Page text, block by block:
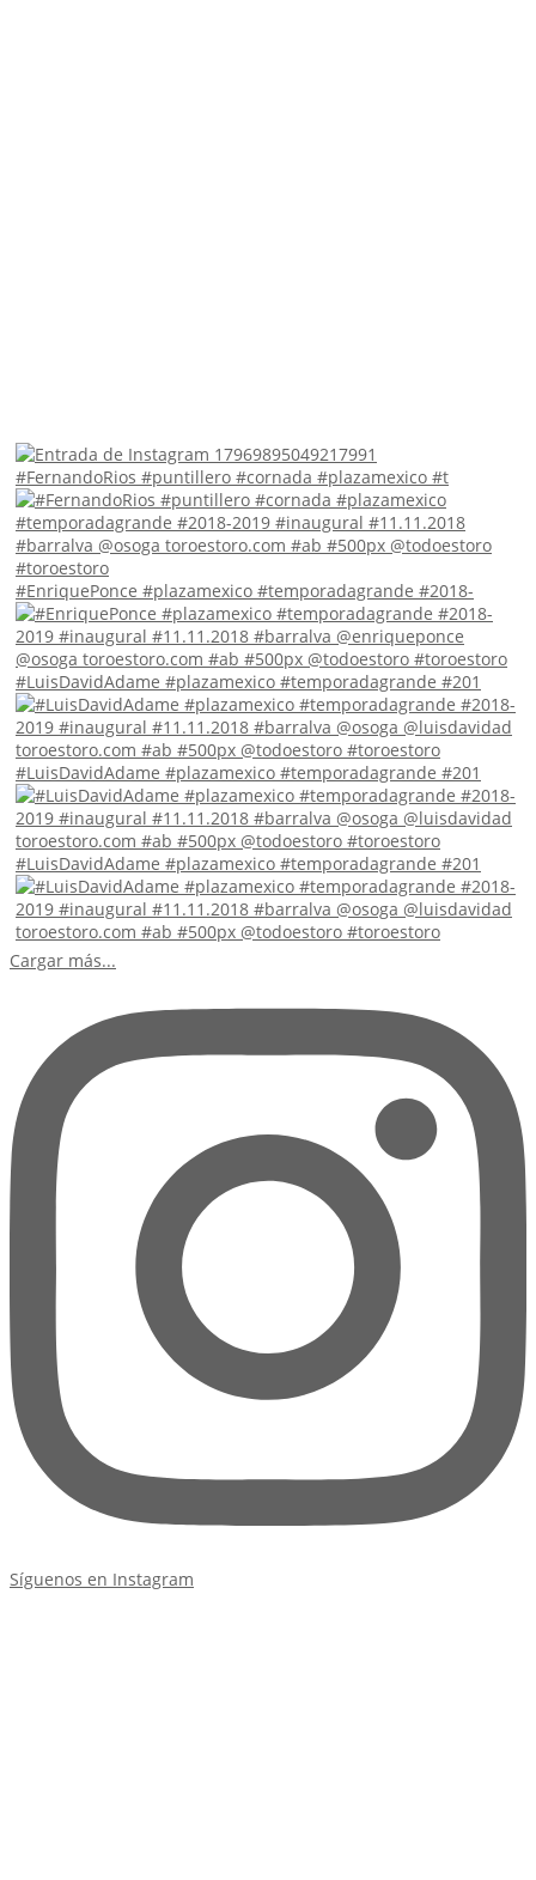
#FernandoRios #puntillero #cornada #plazamexico #t
#EnriquePonce #plazamexico #temporadagrande #2018-
#LuisDavidAdame #plazamexico #temporadagrande #201
#LuisDavidAdame #plazamexico #temporadagrande #201
#LuisDavidAdame #plazamexico #temporadagrande #201
Cargar más...
Síguenos en Instagram